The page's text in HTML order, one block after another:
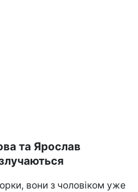
та Ярослав
вони з чоловіком уже